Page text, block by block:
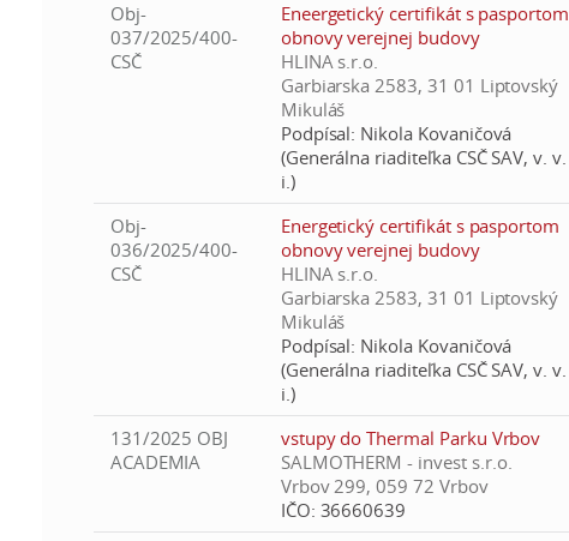
Obj-
037/2025/400-
CSČ
Eneergetický certifikát s pasportom
obnovy verejnej budovy
HLINA s.r.o.
Garbiarska 2583, 31 01 Liptovský
Mikuláš
Podpísal: Nikola Kovaničová
(Generálna riaditeľka CSČ SAV, v. v.
i.)
Obj-
036/2025/400-
CSČ
Energetický certifikát s pasportom
obnovy verejnej budovy
HLINA s.r.o.
Garbiarska 2583, 31 01 Liptovský
Mikuláš
Podpísal: Nikola Kovaničová
(Generálna riaditeľka CSČ SAV, v. v.
i.)
131/2025 OBJ
ACADEMIA
vstupy do Thermal Parku Vrbov
SALMOTHERM - invest s.r.o.
Vrbov 299, 059 72 Vrbov
IČO: 36660639